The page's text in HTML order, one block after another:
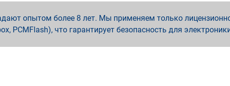
опытом более 8 лет. Мы применяем только
PCMFlash), что гарантирует безопасность для